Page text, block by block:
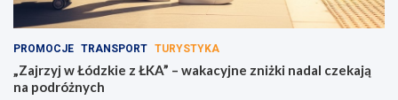
PROMOCJE TRANSPORT TURYSTYKA
„Zajrzyj w Łódzkie z ŁKA” – wakacyjne zniżki nadal czekają
na podróżnych